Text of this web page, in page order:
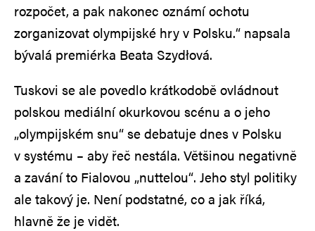
rozpočet, a pak nakonec oznámí ochotu
zorganizovat olympijské hry v Polsku.“ napsala
bývalá premiérka Beata Szydłová.
Tuskovi se ale povedlo krátkodobě ovládnout
polskou mediální okurkovou scénu a o jeho
„olympijském snu“ se debatuje dnes v Polsku
v systému – aby řeč nestála. Většinou negativně
a zavání to Fialovou „nuttelou“. Jeho styl politiky
ale takový je. Není podstatné, co a jak říká,
hlavně že je vidět.